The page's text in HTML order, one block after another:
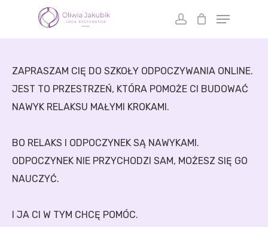
content
ZAPRASZAM CIĘ DO SZKOŁY ODPOCZYWANIA ONLINE.
JEST TO PRZESTRZEŃ, KTÓRA POMOŻE CI BUDOWAĆ
NAWYK RELAKSU MAŁYMI KROKAMI.
BO RELAKS I ODPOCZYNEK SĄ NAWYKAMI.
ODPOCZYNEK NIE PRZYCHODZI SAM, MOŻESZ SIĘ GO
NAUCZYĆ.
I JA CI W TYM CHCĘ POMÓC.